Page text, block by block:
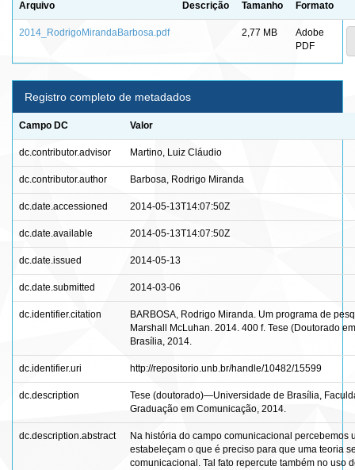
Arquivo Descrição Tamanho Formato
2014_RodrigoMirandaBarbosa.pdf 2,77 MB
Adobe
PDF
Registro completo de metadados
Campo DC Valor
dc.contributor.advisor Martino, Luiz Cláudio
dc.contributor.author Barbosa, Rodrigo Miranda
dc.date.accessioned 2014-05-13T14:07:50Z
dc.date.available 2014-05-13T14:07:50Z
dc.date.issued 2014-05-13
dc.date.submitted 2014-03-06
dc.identifier.citation
BARBOSA, Rodrigo Miranda. Um programa de
Marshall McLuhan. 2014. 400 f. Tese (Doutorado
Brasília, 2014.
dc.identifier.uri http://repositorio.unb.br/handle/10482/15599
dc.description
Tese (doutorado)—Universidade de Brasília,
Graduação em Comunicação, 2014.
dc.description.abstract
Na história do campo comunicacional percebemos
estabeleçam o que é preciso para que uma teoria
comunicacional. Tal fato repercute também no uso